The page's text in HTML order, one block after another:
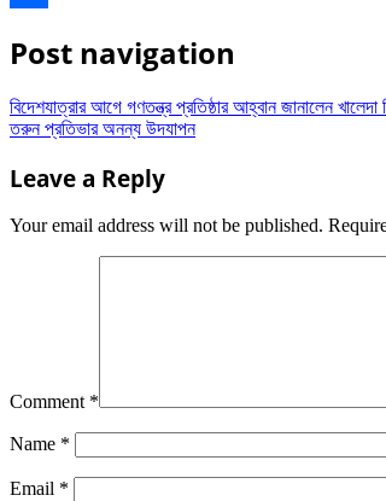
Post navigation
বিদেশযাত্রার আগে গণতন্ত্র প্রতিষ্ঠার আহ্বান জানালেন খালেদা
তরুন প্রতিভার অনন্য উদযাপন
Leave a Reply
Your email address will not be published.
Comment *
Name *
Email *